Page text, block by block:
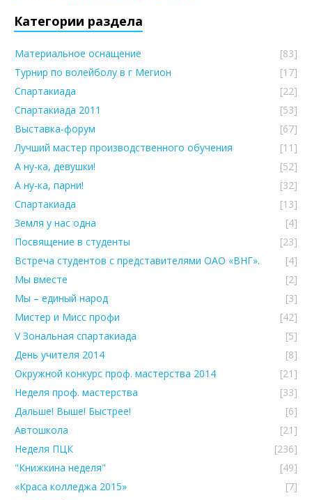
Категории раздела
Материальное оснащение
[83]
Турнир по волейболу в г Мегион
[17]
Спартакиада
[22]
Спартакиада 2011
[53]
Выставка-форум
[67]
Лучший мастер производственного обучения
[11]
А ну-ка, девушки!
[52]
А ну-ка, парни!
[32]
Спартакиада
[13]
Земля у нас одна
[4]
Посвящение в студенты
[23]
Встреча студентов с представителями ОАО «ВНГ».
[4]
Мы вместе
[2]
Мы – единый народ
[3]
Мистер и Мисс профи
[42]
V Зональная спартакиада
[5]
День учителя 2014
[8]
Окружной конкурс проф. мастерства 2014
[21]
Неделя проф. мастерства
[33]
Дальше! Выше! Быстрее!
[6]
Автошкола
[21]
Неделя ПЦК
[236]
"Книжкина неделя"
[49]
«Краса колледжа 2015»
[7]